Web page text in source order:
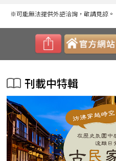
※可能無法提供外語洽詢，敬請見諒。
刊載中特輯